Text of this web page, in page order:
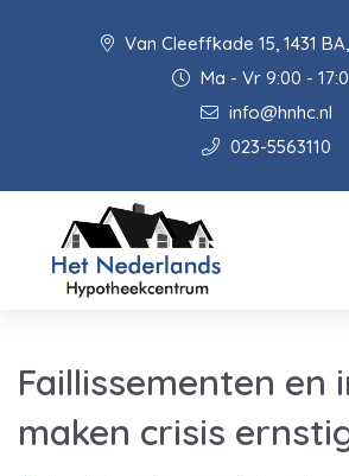
Van Cleeffkade 15, 1431
Ma - Vr 9:00 -
info@hnhc.nl
023-5563110
Faillissementen en
maken crisis